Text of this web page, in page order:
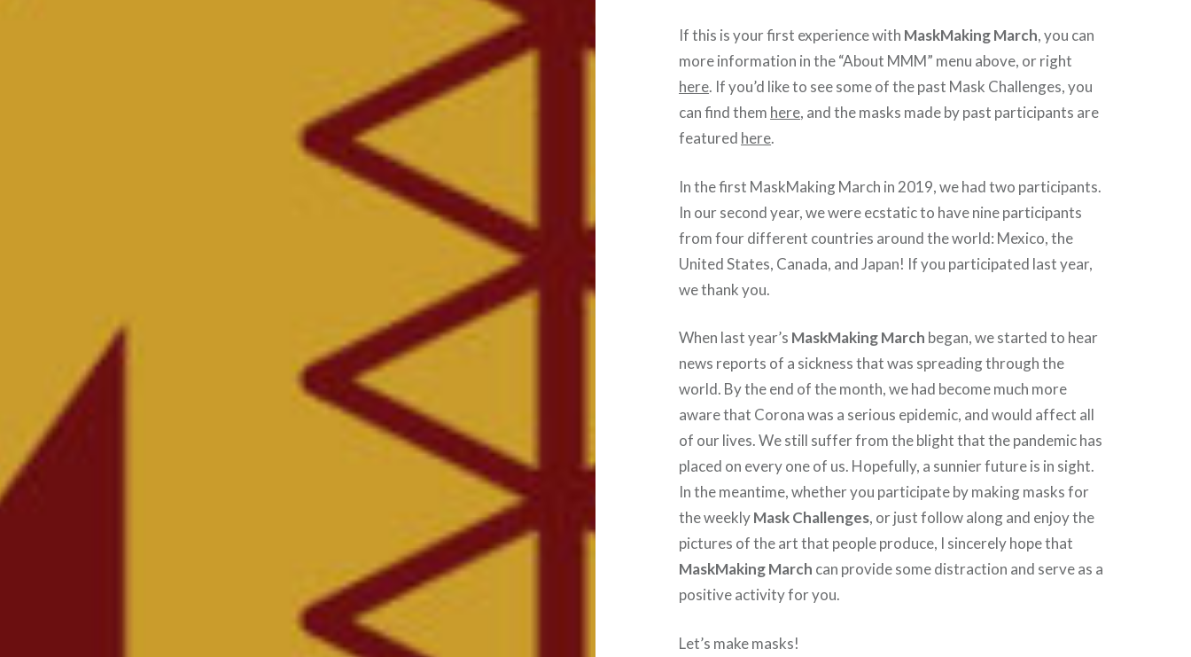
If this is your first experience with MaskMaking March, you can
more information in the “About MMM” menu above, or right
here. If you’d like to see some of the past Mask Challenges, you
can find them here, and the masks made by past participants are
featured here.
In the first MaskMaking March in 2019, we had two participants.
In our second year, we were ecstatic to have nine participants
from four different countries around the world: Mexico, the
United States, Canada, and Japan! If you participated last year,
we thank you.
When last year’s MaskMaking March began, we started to hear
news reports of a sickness that was spreading through the
world. By the end of the month, we had become much more
aware that Corona was a serious epidemic, and would affect all
of our lives. We still suffer from the blight that the pandemic has
placed on every one of us. Hopefully, a sunnier future is in sight.
In the meantime, whether you participate by making masks for
the weeklyMask Challenges, or just follow along and enjoy the
pictures of the art that people produce, I sincerely hope that
MaskMaking March can provide some distraction and serve as a
positive activity for you.
Let’s make masks!